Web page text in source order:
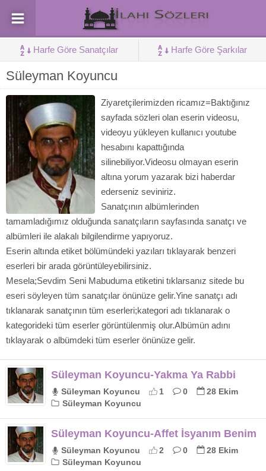
Harfe Göre Sanatçılar Harfe Göre Şarkılar
Süleyman Koyuncu
Ziyaretçilerimizden ricamız=Baktığınız
sayfada sözleri olan eserin videosu,
videoyu yükleyen kullanıcı youtube
hesabını kapattığında
silinebiliyor.Videosu olmayan eserin
altına yorum yazarak bizi haberdar
ederseniz seviniriz.
Sanatçının albümlerinden
tamamladığımız olduğunda sanatçıların sayfasında sanatçı ve
albümleri ile alakalı bilgilendirme yapıyoruz.
Eserin altında etiket bölümündeki yazıları tıklayarak benzeri
eserleri bir arada görüntüleyebilirsiniz.
Mesela;Sevdim Seni Mabuduma etiketini tıklarsanız sitede bu
eseri söyleyen tüm sanatçılar önünüze gelir.Yine sanatçı adı
tıklanarak sanatçının tüm eserleri;kategori adı tıklanarak o
kategorideki tüm eserler görüntülenmiş olur.Albümün adını
tıklayarak o albümdeki tüm eserler önünüze gelir.
Süleyman Koyuncu-Yakma Ya Rabbi
Süleyman Koyuncu 1 0
28 Ekim
Süleyman Koyuncu
Süleyman Koyuncu-Affet İsyanım Benim
Süleyman Koyuncu 2 0
28 Ekim
Süleyman Koyuncu